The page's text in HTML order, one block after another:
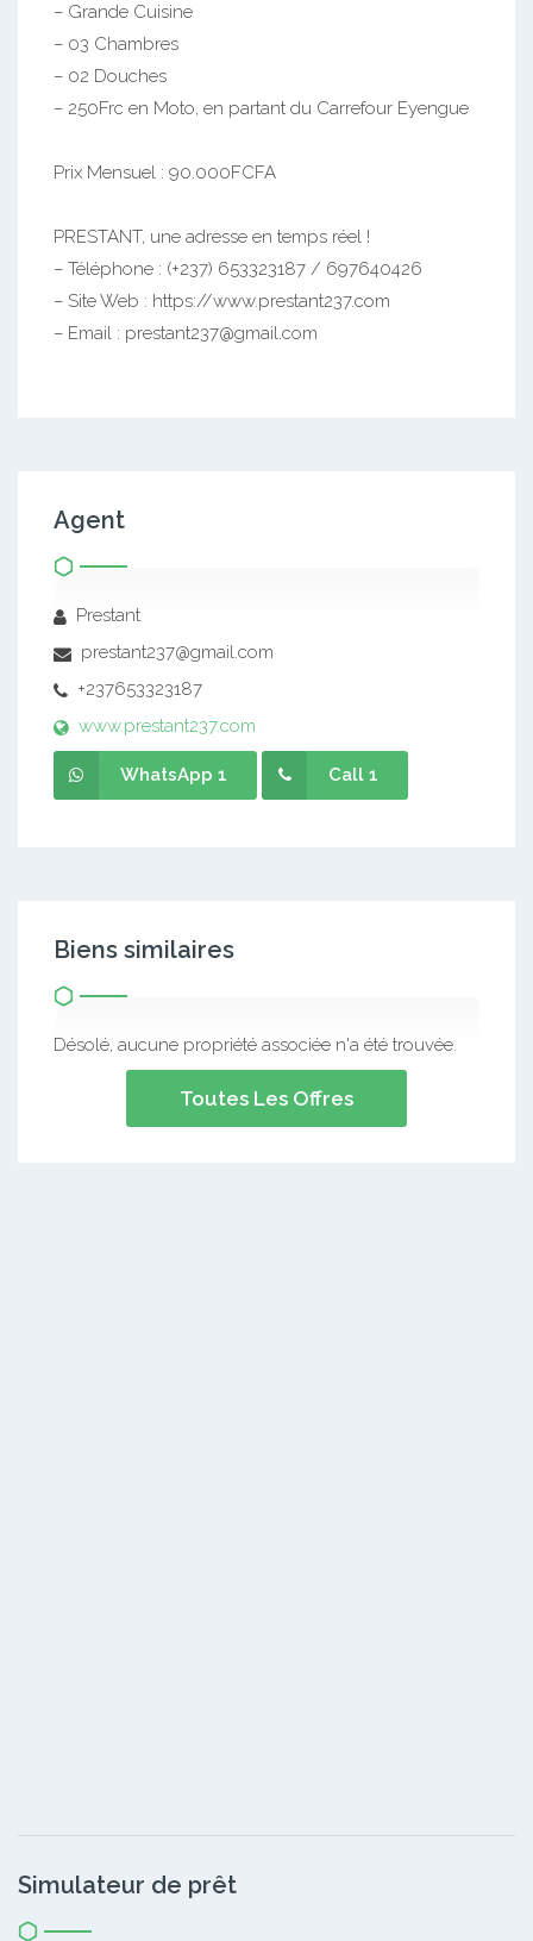
– Grande Cuisine
– 03 Chambres
– 02 Douches
– 250Frc en Moto, en partant du Carrefour Eyengue
Prix Mensuel : 90.000FCFA
PRESTANT, une adresse en temps réel !
– Téléphone : (+237) 653323187 / 697640426
– Site Web : https://www.prestant237.com
– Email : prestant237@gmail.com
Agent
Prestant
prestant237@gmail.com
+237653323187
www.prestant237.com
WhatsApp 1 Call 1
Biens similaires
Désolé, aucune propriété associée n'a été trouvée.
Toutes Les Offres
Simulateur de prêt